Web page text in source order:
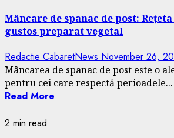
Mâncare de spanac de post:
gustos preparat vegetal
Redactie CabaretNews November 26,
Mâncarea de spanac de post este o
pentru cei care respectă perioadele...
Read More
2 min read